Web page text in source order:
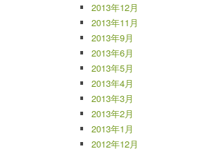
2013年12月
2013年11月
2013年9月
2013年6月
2013年5月
2013年4月
2013年3月
2013年2月
2013年1月
2012年12月